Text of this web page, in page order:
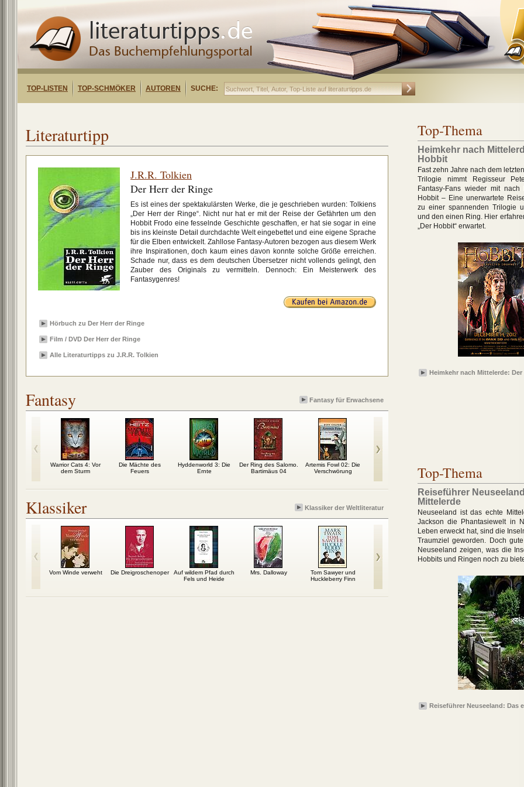
TOP-LISTEN TOP-SCHMÖKER AUTOREN SUCHE:
Literaturtipp
J.R.R. Tolkien
Der Herr der Ringe
Es ist eines der spektakulärsten Werke, die je geschrieben wurden: Tolkiens
„Der Herr der Ringe“. Nicht nur hat er mit der Reise der Gefährten um den
Hobbit Frodo eine fesselnde Geschichte geschaffen, er hat sie sogar in eine
bis ins kleinste Detail durchdachte Welt eingebettet und eine eigene Sprache
für die Elben entwickelt. Zahllose Fantasy-Autoren bezogen aus diesem Werk
ihre Inspirationen, doch kaum eines davon konnte solche Größe erreichen.
Schade nur, dass es dem deutschen Übersetzer nicht vollends gelingt, den
Zauber des Originals zu vermitteln. Dennoch: Ein Meisterwerk des
Fantasygenres!
Hörbuch zu Der Herr der Ringe
Film / DVD Der Herr der Ringe
Alle Literaturtipps zu J.R.R. Tolkien
Fantasy Fantasy für Erwachsene
Warrior Cats 4: Vor
dem Sturm
Die Mächte des
Feuers
Hyddenworld 3: Die
Ernte
Der Ring des Salomo.
Bartimäus 04
Artemis Fowl 02: Die
Verschwörung
Unterwelt 3: City of
Klassiker Klassiker der Weltliteratur
Vom Winde verweht Die Dreigroschenoper
Auf wildem Pfad durch
Fels und Heide
Mrs. Dalloway
Tom Sawyer und
Huckleberry Finn
Sommernachtstraum
Top-Thema
Heimkehr nach
Hobbit
Fast zehn Jahre nach dem
Trilogie nimmt Regisseur
Fantasy-Fans wieder mit nach
Hobbit – Eine unerwartete
zu einer spannenden Trilogie
und den einen Ring. Hier
„Der Hobbit“ erwartet.
Heimkehr nach Mittelerde:
Top-Thema
Reiseführer
Mittelerde
Neuseeland ist das echte
Jackson die Phantasiewelt in
Leben erweckt hat, sind die
Traumziel geworden. Doch
Neuseeland zeigen, was die
Hobbits und Ringen noch zu
Reiseführer Neuseeland: Das